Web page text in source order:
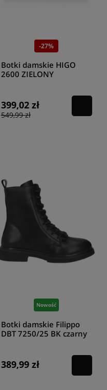
-27%
Botki damskie HIGO
2600 ZIELONY
399,02 zł
549,99 zł
Nowość
Botki damskie Filippo
DBT 7250/25 BK czarny
389,99 zł